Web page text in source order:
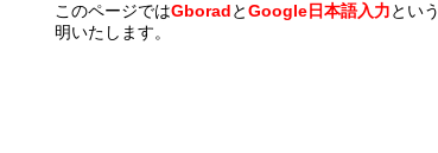
このページではGboradとGoogle日本語入力とい
明いたします。